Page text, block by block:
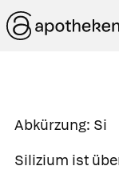
Abkürzung: Si
Silizium ist